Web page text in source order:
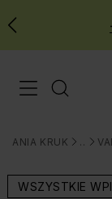
Przejdź
do
MENU
Menu
ANIA KRUK
> >
WSZYSTKIE